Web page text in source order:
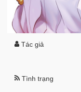
Tác giả
Tình trạng